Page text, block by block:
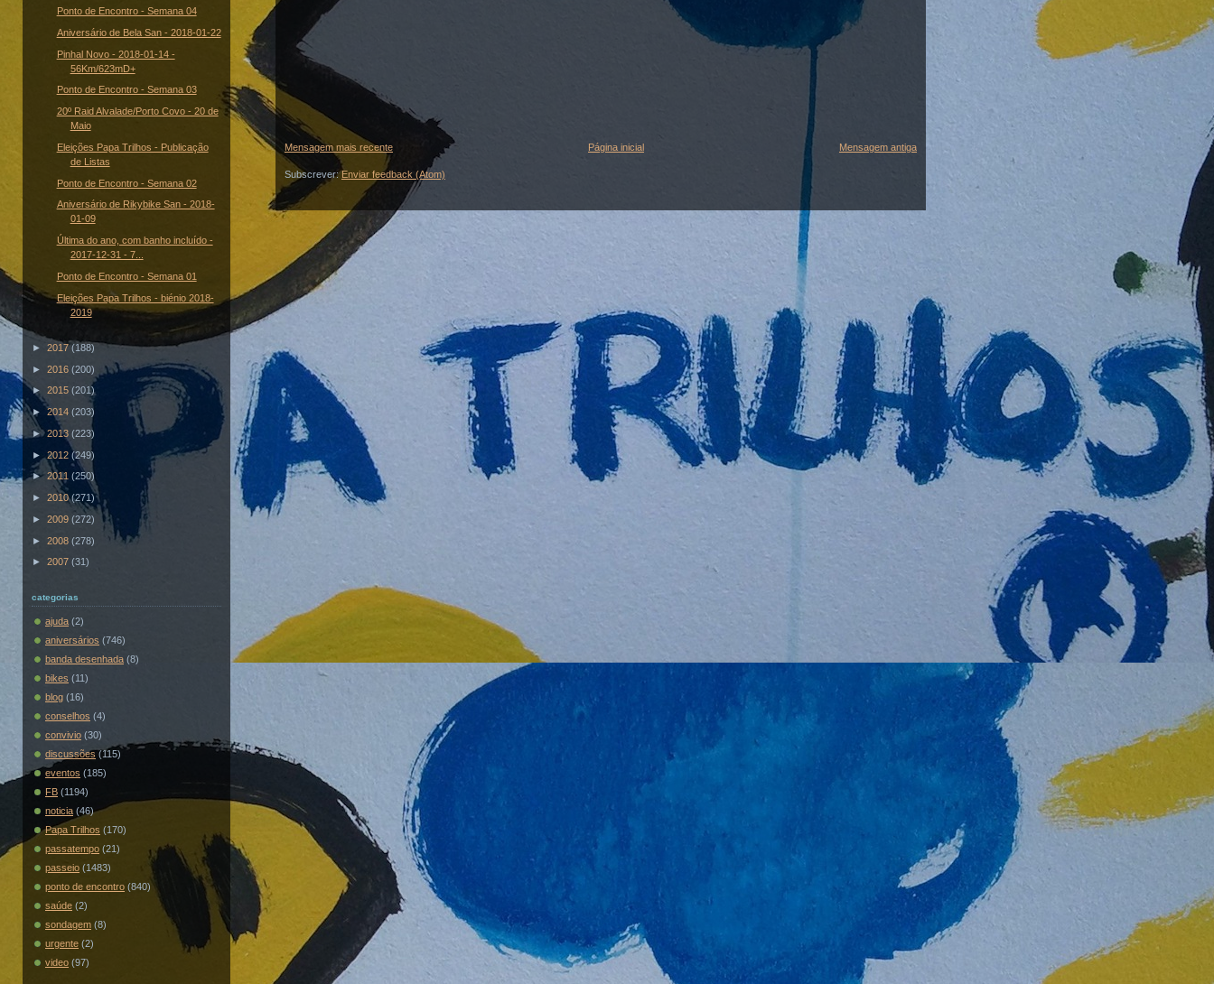
Ponto de Encontro - Semana 04
Aniversário de Bela San - 2018-01-22
Pinhal Novo - 2018-01-14 -
56Km/623mD+
Ponto de Encontro - Semana 03
20º Raid Alvalade/Porto Covo - 20 de
Maio
Eleições Papa Trilhos - Publicação
de Listas
Ponto de Encontro - Semana 02
Aniversário de Rikybike San - 2018-
01-09
Última do ano, com banho incluído -
2017-12-31 - 7...
Ponto de Encontro - Semana 01
Eleições Papa Trilhos - biénio 2018-
2019
► 2017(188)
► 2016 (200)
► 2015 (201)
►2014 (203)
►2013 (223)
► 2012 (249)
► 2011 (250)
► 2010(271)
► 2009 (272)
► 2008 (278)
► 2007 (31)
categorias
ajuda (2)
aniversários (746)
banda desenhada (8)
bikes (11)
blog (16)
conselhos (4)
convivio (30)
discussões (115)
eventos (185)
FB (1194)
noticia (46)
Papa Trilhos (170)
passatempo (21)
passeio (1483)
ponto de encontro (840)
saúde (2)
sondagem (8)
urgente (2)
video (97)
Mensagem mais recente Mensagem antiga
Página inicial
Subscrever: Enviar feedback (Atom)